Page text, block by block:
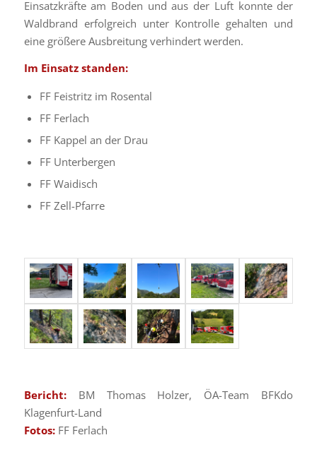
Einsatzkräfte am Boden und aus der Luft konnte der
Waldbrand erfolgreich unter Kontrolle gehalten und
eine größere Ausbreitung verhindert werden.
Im Einsatz standen:
FF Feistritz im Rosental
FF Ferlach
FF Kappel an der Drau
FF Unterbergen
FF Waidisch
FF Zell-Pfarre
Bericht:BM Thomas Holzer, ÖA-Team BFKdo
Klagenfurt-Land
Fotos:FF Ferlach